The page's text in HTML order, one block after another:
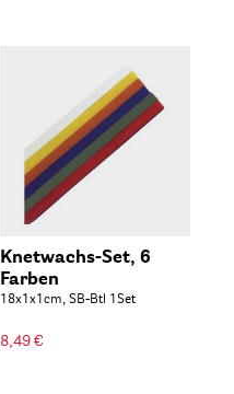
Knetwachs-Set, 6
Farben
18x1x1cm, SB-Btl 1Set
8,49 €